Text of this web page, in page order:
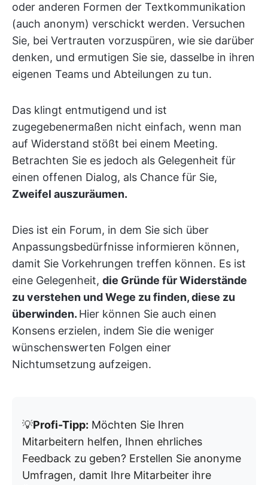
oder anderen Formen der Textkommunikation
(auch anonym) verschickt werden. Versuchen
Sie, bei Vertrauten vorzuspüren, wie sie darüber
denken, und ermutigen Sie sie, dasselbe in ihren
eigenen Teams und Abteilungen zu tun.
Das klingt entmutigend und ist
zugegebenermaßen nicht einfach, wenn man
auf Widerstand stößt bei einem Meeting.
Betrachten Sie es jedoch als Gelegenheit für
einen offenen Dialog, als Chance für Sie,
Zweifel auszuräumen.
Dies ist ein Forum, in dem Sie sich über
Anpassungsbedürfnisse informieren können,
damit Sie Vorkehrungen treffen können. Es ist
eine Gelegenheit, die Gründe für Widerstände
zu verstehen und Wege zu finden, diese zu
überwinden. Hier können Sie auch einen
Konsens erzielen, indem Sie die weniger
wünschenswerten Folgen einer
Nichtumsetzung aufzeigen.
💡Profi-Tipp: Möchten Sie Ihren
Mitarbeitern helfen, Ihnen ehrliches
Feedback zu geben? Erstellen Sie anonyme
Umfragen, damit Ihre Mitarbeiter ihre